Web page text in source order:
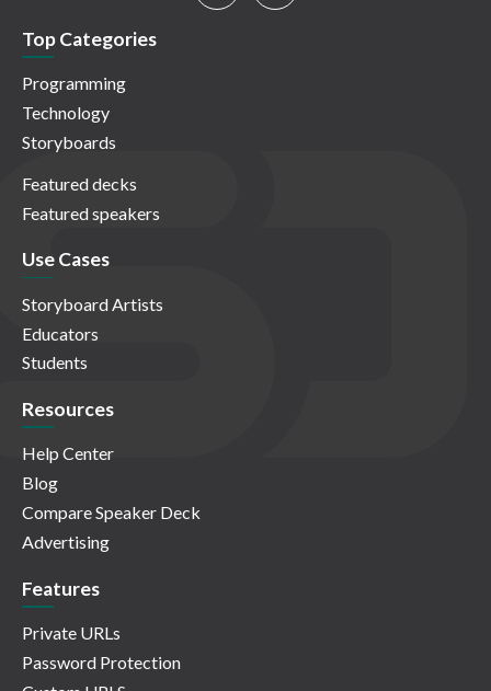
Top Categories
Programming
Technology
Storyboards
Featured decks
Featured speakers
Use Cases
Storyboard Artists
Educators
Students
Resources
Help Center
Blog
Compare Speaker Deck
Advertising
Features
Private URLs
Password Protection